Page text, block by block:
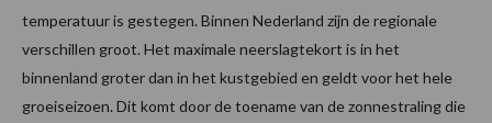
temperatuur is gestegen. Binnen Nederland zijn de regionale
verschillen groot. Het maximale neerslagtekort is in het
binnenland groter dan in het kustgebied en geldt voor het hele
groeiseizoen. Dit komt door de toename van de zonnestraling die